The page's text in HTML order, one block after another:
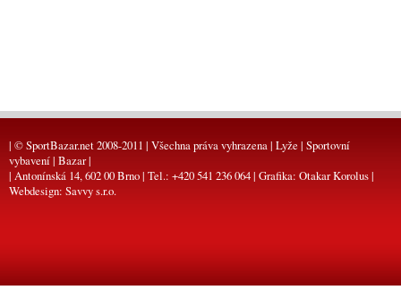
| © SportBazar.net 2008-2011 | Všechna práva vyhrazena | Lyže | Sportovní
vybavení | Bazar |
| Antonínská 14, 602 00 Brno | Tel.: +420 541 236 064 | Grafika: Otakar Korolus|
Webdesign: Savvy s.r.o.